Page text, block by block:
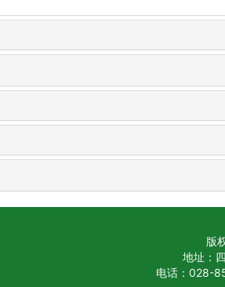
版
地址：
电话：028-